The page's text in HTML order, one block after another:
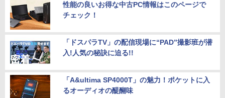
性能の良いお得な中古PC情報はこのページで
チェック！
「ドスパラTV」の配信現場に“PAD”撮影班が潜
入!人気の秘訣に迫る!!
「A&ultima SP4000T」の魅力！ポケットに入
るオーディオの醍醐味